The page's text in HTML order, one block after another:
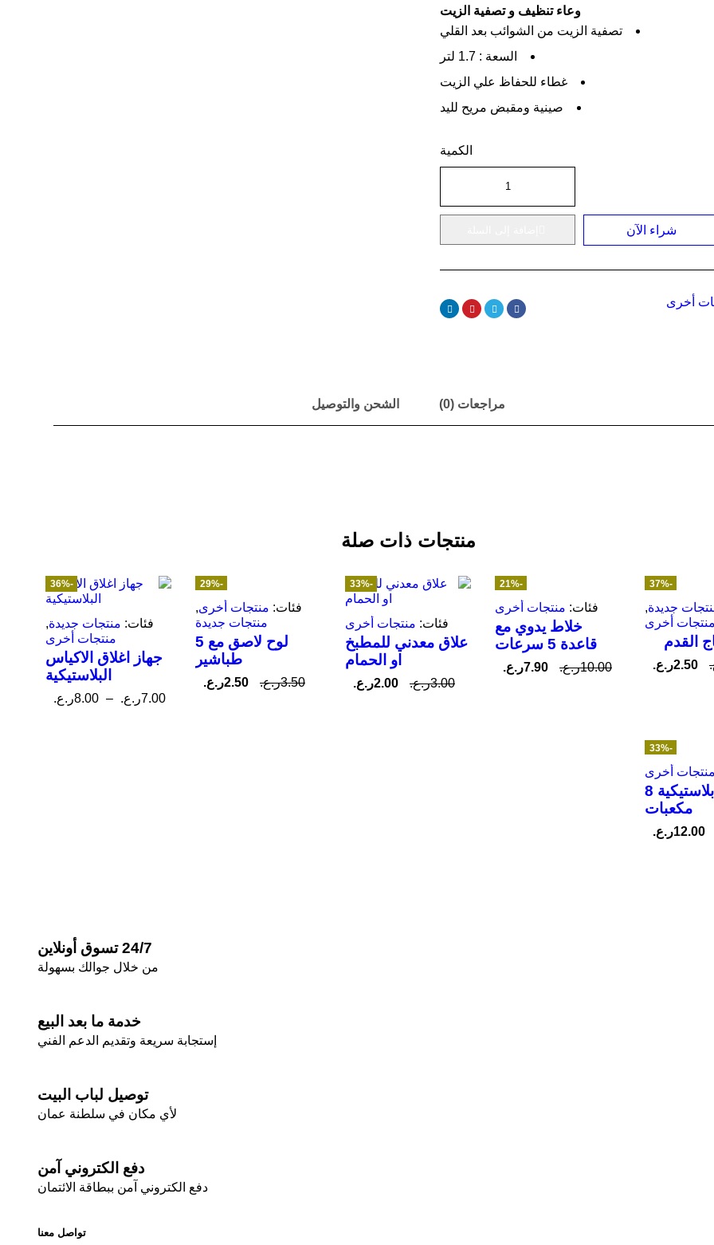
وعاء تنظيف و تصفية الزيت
تصفية الزيت من الشوائب بعد القلي
السعة : 1.7 لتر
غطاء للحفاظ علي الزيت
صينية ومقبض مريح لليد
الكمية
شراء الآن
أخرى
مراجعات (0) الشحن والتوصيل
منتجات ذات صلة
-37%
جديدة,
منتجات أخرى
القدم
2.50ر.ع.
-21%
فئات: منتجات أخرى
خلاط يدوي مع
قاعدة 5 سرعات
10.00ر.ع. 7.90ر.ع.
-33%
فئات: منتجات أخرى
علاق معدني للمطبخ
او الحمام
3.00ر.ع. 2.00ر.ع.
-29%
فئات: منتجات أخرى,
منتجات جديدة
لوح لاصق مع 5
طباشير
3.50ر.ع. 2.50ر.ع.
-36%
فئات: منتجات جديدة,
منتجات أخرى
جهاز اغلاق الاكياس
البلاستيكية
7.00ر.ع. –
8.00ر.ع.
-33%
منتجات أخرى
خزانة بلاستيكية 8
مكعبات
12.00ر.ع.
24/7 تسوق أونلاين
من خلال جوالك بسهولة
خدمة ما بعد البيع
إستجابة سريعة وتقديم الدعم الفني
توصيل لباب البيت
لأي مكان في سلطنة عمان
دفع الكتروني آمن
دفع الكتروني آمن ببطاقة الائتمان
تواصل معنا